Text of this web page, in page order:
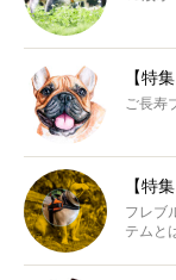
【特
ご長寿
【特
フレブ
テムと